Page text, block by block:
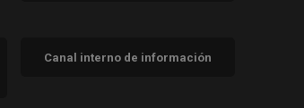
Canal interno de información